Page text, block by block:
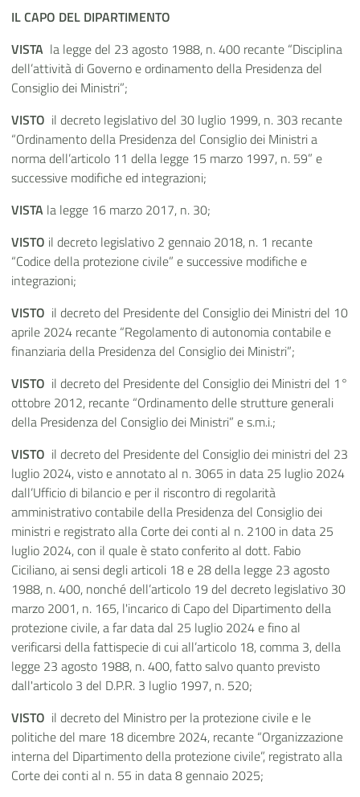
IL CAPO DEL DIPARTIMENTO
VISTA la legge del 23 agosto 1988, n. 400 recante “Disciplina
dell’attività di Governo e ordinamento della Presidenza del
Consiglio dei Ministri”;
VISTO il decreto legislativo del 30 luglio 1999, n. 303 recante
“Ordinamento della Presidenza del Consiglio dei Ministri a
norma dell’articolo 11 della legge 15 marzo 1997, n. 59” e
successive modifiche ed integrazioni;
VISTA la legge 16 marzo 2017, n. 30;
VISTO il decreto legislativo 2 gennaio 2018, n. 1 recante
“Codice della protezione civile” e successive modifiche e
integrazioni;
VISTO il decreto del Presidente del Consiglio dei Ministri del 10
aprile 2024 recante “Regolamento di autonomia contabile e
finanziaria della Presidenza del Consiglio dei Ministri”;
VISTO il decreto del Presidente del Consiglio dei Ministri del 1°
ottobre 2012, recante “Ordinamento delle strutture generali
della Presidenza del Consiglio dei Ministri” e s.m.i.;
VISTO il decreto del Presidente del Consiglio dei ministri del 23
luglio 2024, visto e annotato al n. 3065 in data 25 luglio 2024
dall’Ufficio di bilancio e per il riscontro di regolarità
amministrativo contabile della Presidenza del Consiglio dei
ministri e registrato alla Corte dei conti al n. 2100 in data 25
luglio 2024, con il quale è stato conferito al dott. Fabio
Ciciliano, ai sensi degli articoli 18 e 28 della legge 23 agosto
1988, n. 400, nonché dell’articolo 19 del decreto legislativo 30
marzo 2001, n. 165, l'incarico di Capo del Dipartimento della
protezione civile, a far data dal 25 luglio 2024 e fino al
verificarsi della fattispecie di cui all’articolo 18, comma 3, della
legge 23 agosto 1988, n. 400, fatto salvo quanto previsto
dall'articolo 3 del D.P.R. 3 luglio 1997, n. 520;
VISTO il decreto del Ministro per la protezione civile e le
politiche del mare 18 dicembre 2024, recante “Organizzazione
interna del Dipartimento della protezione civile”, registrato alla
Corte dei conti al n. 55 in data 8 gennaio 2025;